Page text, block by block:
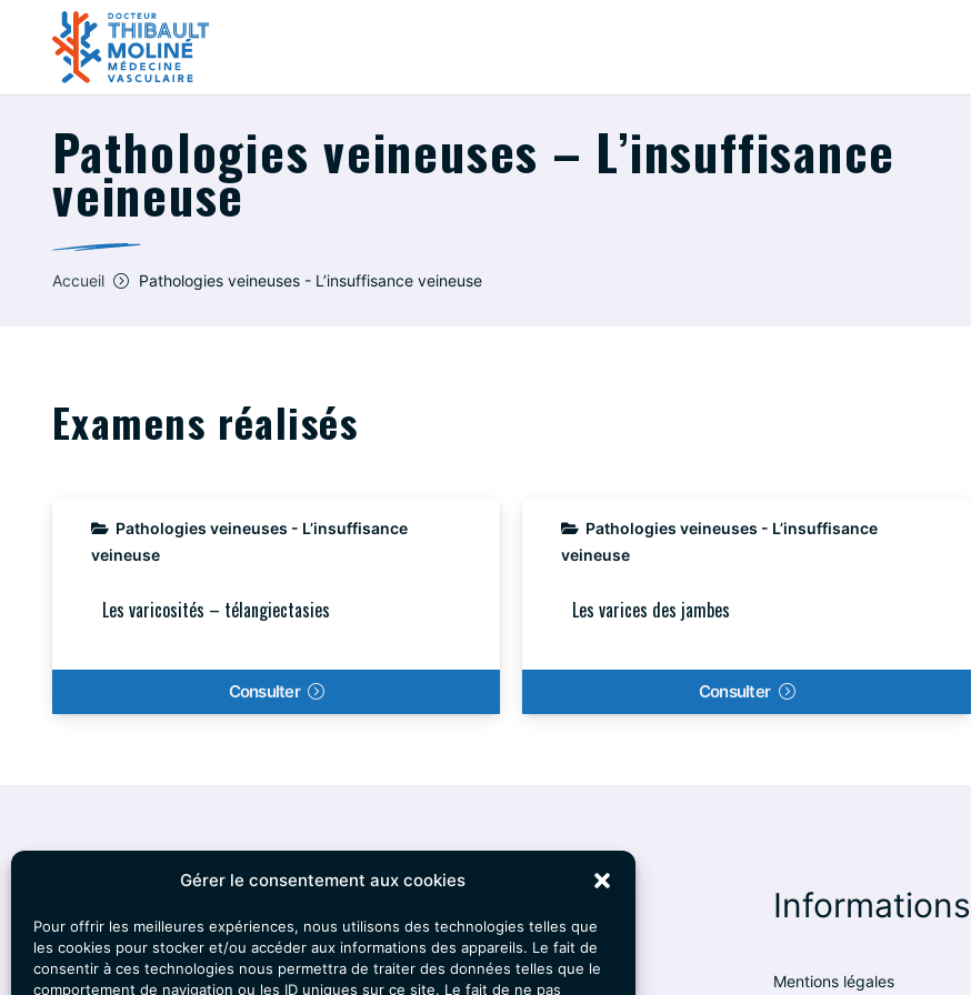
Gérer le consentement aux cookies
Pour offrir les meilleures expériences, nous utilisons des technologies telles que
les cookies pour stocker et/ou accéder aux informations des appareils. Le fait de
consentir à ces technologies nous permettra de traiter des données telles que le
comportement de navigation ou les ID uniques sur ce site. Le fait de ne pas
Pathologies veineuses – L’insuffisance
veineuse
Accueil Pathologies veineuses - L’insuffisance veineuse
Examens réalisés
Pathologies veineuses - L’insuffisance
veineuse
Les varicosités – télangiectasies
Consulter
Pathologies veineuses - L’insuffisance
veineuse
Les varices des jambes
Consulter
Adresse : Clinique Ligne Bleue, Bâtiment
À propos
Informations
Mentions légales